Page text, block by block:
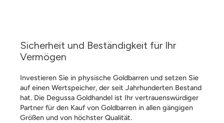
Sicherheit und Beständigkeit für Ihr
Vermögen
Investieren Sie in physische Goldbarren und setzen Sie
auf einen Wertspeicher, der seit Jahrhunderten Bestand
hat. Die Degussa Goldhandel ist Ihr vertrauenswürdiger
Partner für den Kauf von Goldbarren in allen gängigen
Größen und von höchster Qualität.